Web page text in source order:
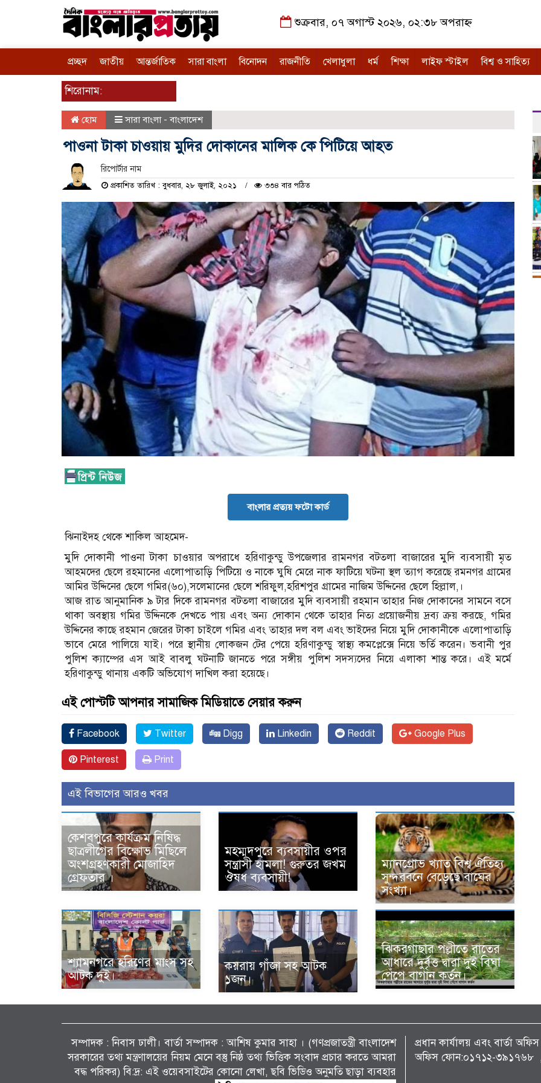
শুক্রবার, ০৭ অগাস্ট ২০২৬, ০২:৩৮ অপরাহ্ন
প্রচ্ছদ জাতীয় আন্তর্জাতিক সারা বাংলা বিনোদন রাজনীতি খেলাধুলা ধর্ম শিক্ষা লাইফ স্টাইল বিশ্ব ও সাহিত্য
শিরোনাম:
হোম সারা বাংলা - বাংলাদেশ
পাওনা টাকা চাওয়ায় মুদির দোকানের মালিক কে পিটিয়ে আহত
রিপোর্টার নাম
প্রকাশিত তারিখ : বুধবার, ২৮ জুলাই, ২০২১ ৩৩৪ বার পঠিত
বাংলার প্রত্যয় ফটো কার্ড
ঝিনাইদহ থেকে শাকিল আহমেদ-
মুদি দোকানী পাওনা টাকা চাওয়ার অপরাধে হরিণাকুন্ডু উপজেলার রামনগর বটতলা বাজারের মুদি ব্যবসায়ী মৃত
আহমদের ছেলে রহমানের এলোপাতাড়ি পিটিয়ে ও নাকে ঘুষি মেরে নাক ফাটিয়ে ঘটনা স্থল ত্যাগ করেছে রমনগর গ্রামের
আমির উদ্দিনের ছেলে গমির(৬০),সলেমানের ছেলে শরিফুল,হরিশপুর গ্রামের নাজিম উদ্দিনের ছেলে হিল্লাল,।
আজ রাত আনুমানিক ৯ টার দিকে রামনগর বটতলা বাজারের মুদি ব্যবসায়ী রহমান তাহার নিজ দোকানের সামনে বসে
থাকা অবস্থায় গমির উদ্দিনকে দেখতে পায় এবং অন্য দোকান থেকে তাহার নিত্য প্রয়োজনীয় দ্রব্য ক্রয় করছে, গমির
উদ্দিনের কাছে রহমান জেরের টাকা চাইলে গমির এবং তাহার দল বল এবং ভাইদের নিয়ে মুদি দোকানীকে এলোপাতাড়ি
ভাবে মেরে পালিয়ে যাই। পরে স্থানীয় লোকজন টের পেয়ে হরিণাকুন্ডু স্বাস্থ্য কমপ্লেক্সে নিয়ে ভর্তি করেন। ভবানী পুর
পুলিশ ক্যাম্পের এস আই বাবলু ঘটনাটি জানতে পরে সঙ্গীয় পুলিশ সদস্যদের নিয়ে এলাকা শান্ত করে। এই মর্মে
হরিণাকুন্ডু থানায় একটি অভিযোগ দাখিল করা হয়েছে।
এই পোস্টটি আপনার সামাজিক মিডিয়াতে সেয়ার করুন
Facebook Twitter Digg Linkedin Reddit Google Plus
Pinterest Print
এই বিভাগের আরও খবর
কেশবপুরে কার্যক্রম নিষিদ্ধ
ছাত্রলীগের বিক্ষোভ মিছিলে
অংশগ্রহণকারী মোজাহিদ
গ্রেফতার ।
মহম্মদপুরে ব্যবসায়ীর ওপর
সন্ত্রাসী হামলা! গুরুতর জখম
ঔষধ ব্যবসায়ী!
ম্যানগ্রোভ খ্যাত বিশ্ব ঐতিহ্য
সুন্দরবনে বেড়েছে বাঘের
সংখ্যা।
শ্যামনগরে হরিণের মাংস সহ
আটক দুই।
কয়রায় গাঁজা সহ আটক
১জন।
ঝিকরগাছার পল্লীতে রাতের
আধারে দুর্বৃত্ত দ্বারা দুই বিঘা
পেঁপে বাগান কর্তন।
সম্পাদক : নিবাস ঢালী। বার্তা সম্পাদক : আশিষ কুমাৱ সাহা । (গণপ্রজাতন্ত্রী বাংলাদেশ
সরকারের তথ্য মন্ত্রণালয়ের নিয়ম মেনে বস্তু নিষ্ঠ তথ্য ভিত্তিক সংবাদ প্রচার করতে আমরা
বদ্ধ পরিকর) বি:দ্র: এই ওয়েবসাইটের কোনো লেখা, ছবি ভিডিও অনুমতি ছাড়া ব্যবহার
প্রধান কার্যালয় এবং বার্তা
অফিস ফোন:০১৭১২-৩৯১৭৬৮